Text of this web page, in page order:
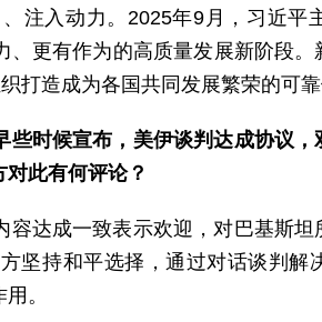
注入动力。2025年9月，习近平
更有作为的高质量发展新阶段。
打造成为各国共同发展繁荣的可靠
时候宣布，美伊谈判达成协议
此有何评论？
达成一致表示欢迎，对巴基斯
坚持和平选择，通过对话谈判解
。